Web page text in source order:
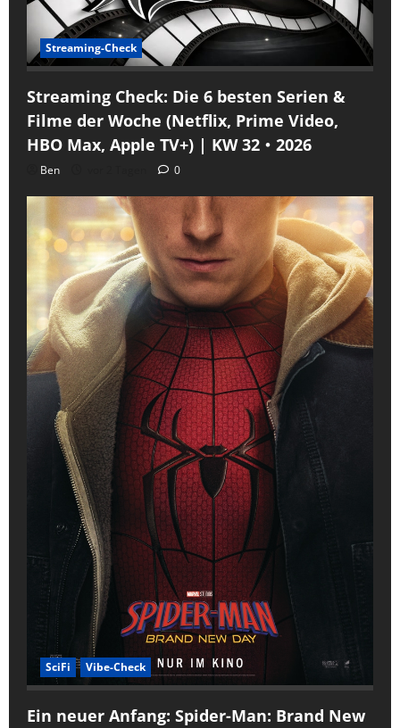
Streaming-Check
Streaming Check: Die 6 besten Serien &
Filme der Woche (Netflix, Prime Video,
HBO Max, Apple TV+) | KW 32・2026
Ben 0
SciFi Vibe-Check
Ein neuer Anfang: Spider-Man: Brand New